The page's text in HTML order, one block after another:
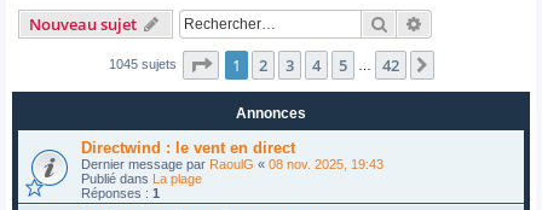
Nouveau sujet Rechercher
1045 sujets Page 1sur42
1 2 3 4 5 42
Annonces
Directwind : le vent en direct
Dernier message par RaoulG « 08 nov. 2025, 19:43
Publié dans La plage
Réponses : 1